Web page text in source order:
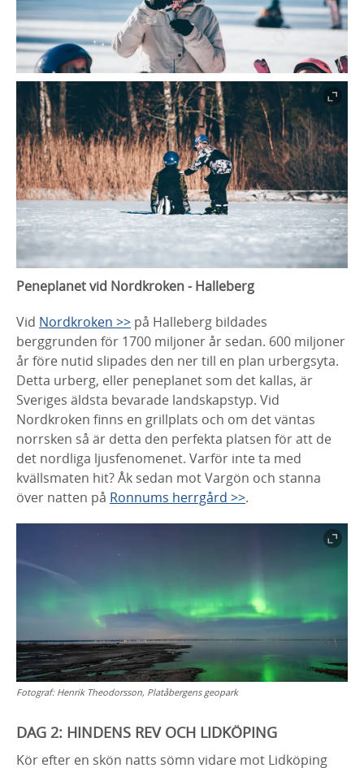
Peneplanet vid Nordkroken - Halleberg
Vid Nordkroken >> på Halleberg bildades
berggrunden för 1700 miljoner år sedan. 600 miljoner
år före nutid slipades den ner till en plan urbergsyta.
Detta urberg, eller peneplanet som det kallas, är
Sveriges äldsta bevarade landskapstyp. Vid
Nordkroken finns en grillplats och om det väntas
norrsken så är detta den perfekta platsen för att de
det nordliga ljusfenomenet. Varför inte ta med
kvällsmaten hit? Åk sedan mot Vargön och stanna
över natten på Ronnums herrgård >>.
Fotograf: Henrik Theodorsson, Platåbergens geopark
DAG 2: HINDENS REV OCH LIDKÖPING
Kör efter en skön natts sömn vidare mot Lidköping